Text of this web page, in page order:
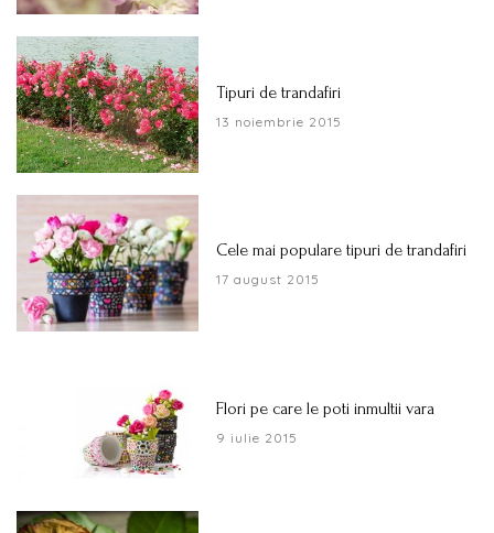
Tipuri de trandafiri
13 noiembrie 2015
Cele mai populare tipuri de trandafiri
17 august 2015
Flori pe care le poti inmultii vara
9 iulie 2015